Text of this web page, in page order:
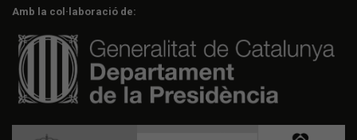
Amb la col·laboració de: